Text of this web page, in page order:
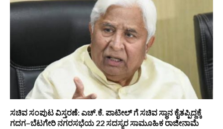
ಸಚಿವ ಸಂಪುಟ ವಿಸ್ತರಣೆ: ಎಚ್.ಕೆ. ಪಾಟೀಲ್ ಗೆ ಸಚಿವ ಸ್ಥಾನ ಕೈತಪ್ಪಿದ್ದಕ್ಕೆ
ಗದಗ–ಬೆಟಗೇರಿ ನಗರಸಭೆಯ 22 ಸದಸ್ಯರ ಸಾಮೂಹಿಕ ರಾಜೀನಾಮೆ